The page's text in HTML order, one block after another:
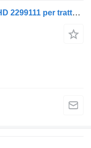
Servosterzo idraulico DAF XG RHD 2299111 per trattore stradale DAF